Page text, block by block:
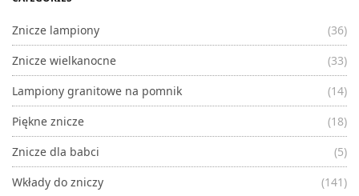
Znicze lampiony
(36)
Znicze wielkanocne
(33)
Lampiony granitowe na pomnik
(14)
Piękne znicze
(18)
Znicze dla babci
(5)
Wkłady do zniczy
(141)